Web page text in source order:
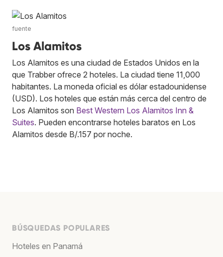
fuente
Los Alamitos
Los Alamitos es una ciudad de Estados Unidos en la
que Trabber ofrece 2 hoteles. La ciudad tiene 11,000
habitantes. La moneda oficial es dólar estadounidense
(USD). Los hoteles que están más cerca del centro de
Los Alamitos son Best Western Los Alamitos Inn &
Suites. Pueden encontrarse hoteles baratos en Los
Alamitos desde B/.157 por noche.
BÚSQUEDAS POPULARES
Hoteles en Panamá